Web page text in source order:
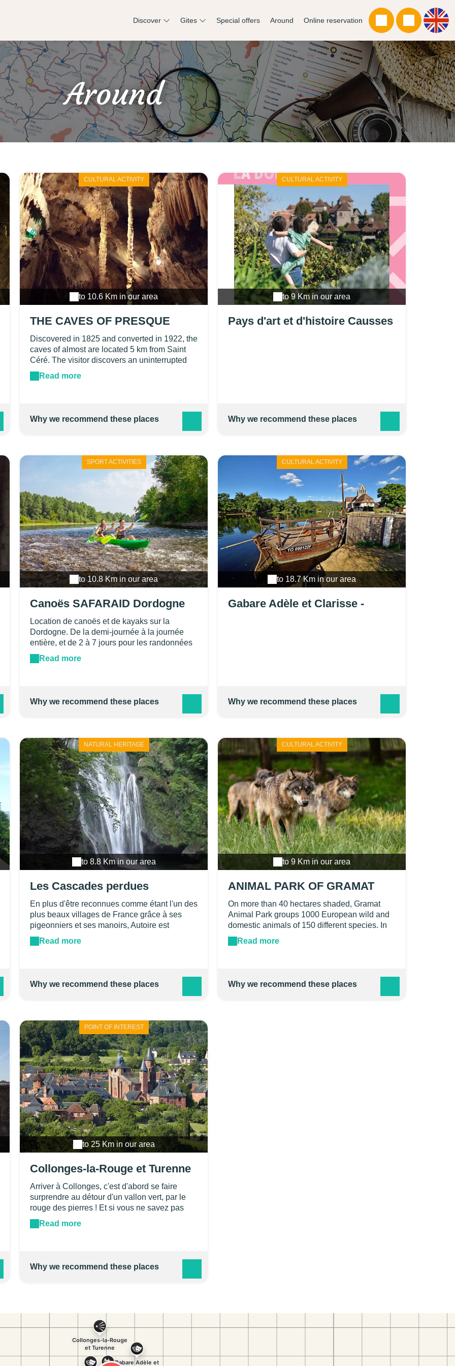
Discover Gites Special offers Around Online reservation
Around
CULTURAL ACTIVITY
to 10.6 Km in our area
THE CAVES OF PRESQUE
Discovered in 1825 and converted in 1922, the
caves of almost are located 5 km from Saint
Céré. The visitor discovers an uninterrupted
succession of concretions of all shapes and
colors. In addition to its concretions, the Caves
some of a great delicacy like the "Cierges".
More grandiose shows may be offered to
Read more
Why we recommend these places
CULTURAL ACTIVITY
to 9 Km in our area
Pays d'art et d'histoire Causses
Why we recommend these places
SPORT ACTIVITIES
to 10.8 Km in our area
Canoës SAFARAID Dordogne
Location de canoës et de kayaks sur la
Dordogne. De la demi-journée à la journée
entière, et de 2 à 7 jours pour les randonnées
itinérantes.Parcours de 120km au total,
d'Argentat en Corrèze jusqu'à Beynac en
FNPLCK.
Read more
Why we recommend these places
CULTURAL ACTIVITY
to 18.7 Km in our area
Gabare Adèle et Clarisse -
Why we recommend these places
NATURAL HERITAGE
to 8.8 Km in our area
Les Cascades perdues
En plus d'être reconnues comme étant l'un des
plus beaux villages de France grâce à ses
pigeonniers et ses manoirs, Autoire est
célèbre pour ses cascades. Enfouies dans la
forêt environnante, les cascades de 30 mètres
Read more
Why we recommend these places
CULTURAL ACTIVITY
to 9 Km in our area
ANIMAL PARK OF GRAMAT
On more than 40 hectares shaded, Gramat
Animal Park groups 1000 European wild and
domestic animals of 150 different species. In
an emblematic natural environment of the
Causses du Quercy, the Parc Animalier de
a place of family relaxation. Open to the public
in 1979, the Animal Park amazes each year
Read more
Why we recommend these places
POINT OF INTEREST
to 25 Km in our area
Collonges-la-Rouge et Turenne
Arriver à Collonges, c'est d'abord se faire
surprendre au détour d'un vallon vert, par le
rouge des pierres ! Et si vous ne savez pas
que le rouge est la complémentaire du vert,
vous en aurez toute la plaisante perception en
chèvrefeuilles…Un très beau village vraiment
rouge dans l'écrin vert des châtaigniers et des
prieuré qui fut intégré dans le prospère
Vicomté de Turenne, où la communauté s'est
développée autour des pèlerins de
Compostelle. Levons le nez rue Barrière et
imaginons la richesse de ce bourg en
Read more
Why we recommend these places